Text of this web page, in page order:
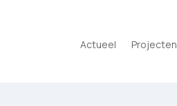
Actueel Projecten